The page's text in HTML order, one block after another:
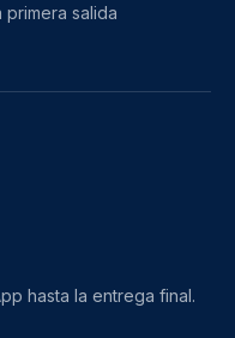
primera salida
hasta la entrega final.